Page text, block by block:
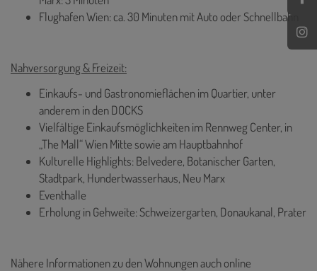
Flughafen Wien: ca. 30 Minuten mit Auto oder Schnellbahn
Nahversorgung & Freizeit:
Einkaufs- und Gastronomieflächen im Quartier, unter
anderem in den DOCKS
Vielfältige Einkaufsmöglichkeiten im Rennweg Center, in
„The Mall“ Wien Mitte sowie am Hauptbahnhof
Kulturelle Highlights: Belvedere, Botanischer Garten,
Stadtpark, Hundertwasserhaus, Neu Marx
Eventhalle
Erholung in Gehweite: Schweizergarten, Donaukanal, Prater
Nähere Informationen zu den Wohnungen auch online